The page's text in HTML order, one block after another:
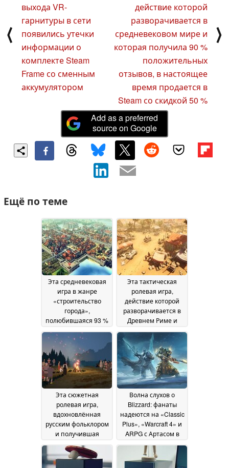
⟨
выхода VR-
гарнитуры в сети
появились утечки
информации о
комплекте Steam
Frame со сменным
аккумулятором
действие которой
разворачивается в
средневековом мире и
которая получила 90 %
положительных
отзывов, в настоящее
время продается в
Steam со скидкой 50 %
⟩
Add as a preferred
source on Google
Ещё по теме
Эта средневековая
игра в жанре
«строительство
города»,
полюбившаяся 93 %
игроков, продается в
Steam со скидкой 50
%
22 June 2026
Эта тактическая
ролевая игра,
действие которой
разворачивается в
Древнем Риме и
которая получила 87
% положительных
отзывов, продается в
Steam со скидкой 80
%20 June 2026
Эта сюжетная
ролевая игра,
вдохновлённая
русским фольклором
и получившая
высокие оценки,
продаётся в Steam со
скидкой 66 %
19 June
Волна слухов о
Blizzard: фанаты
надеются на «Classic
Plus», «Warcraft 4» и
ARPG с Артасом в
главной роли18 June
2026